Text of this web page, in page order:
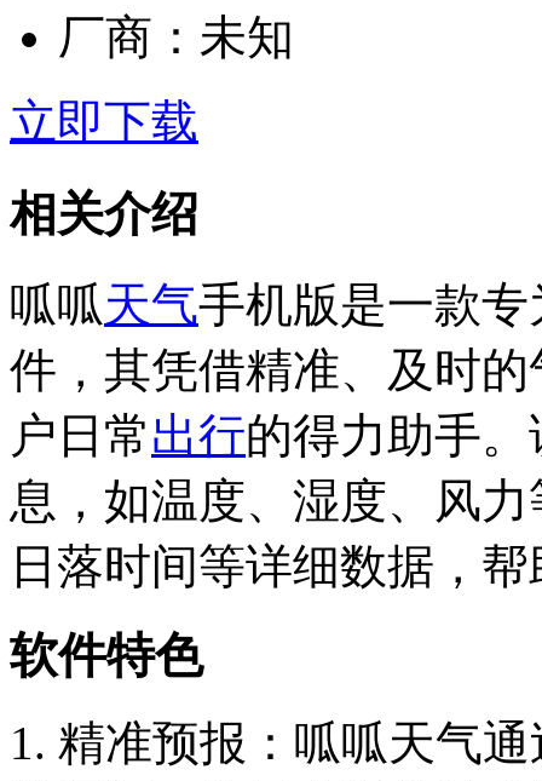
厂商： 未知
立即下载
相关介绍
呱呱天气手机版是一款
件，其凭借精准、及时
户日常出行的得力助手
息，如温度、湿度、风
日落时间等详细数据，
软件特色
1. 精准预报：呱呱天气